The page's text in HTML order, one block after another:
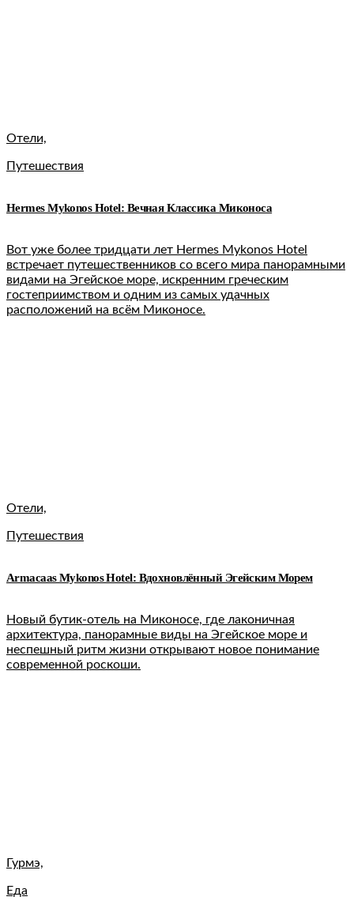
Отели,
Путешествия
Hermes Mykonos Hotel: Вечная Классика Миконоса
Вот уже более тридцати лет Hermes Mykonos Hotel
встречает путешественников со всего мира панорамными
видами на Эгейское море, искренним греческим
гостеприимством и одним из самых удачных
расположений на всём Миконосе.
Отели,
Путешествия
Armacaas Mykonos Hotel: Вдохновлённый Эгейским Морем
Новый бутик-отель на Миконосе, где лаконичная
архитектура, панорамные виды на Эгейское море и
неспешный ритм жизни открывают новое понимание
современной роскоши.
Гурмэ,
Еда